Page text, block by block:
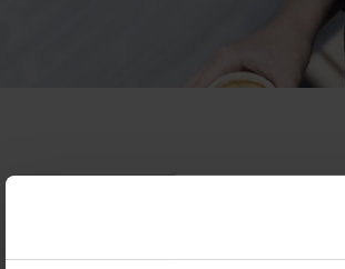
Mere end 35 år i